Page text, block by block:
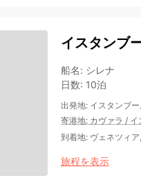
イスタンブ
船名: シレナ
日数: 10泊
出発地: イスタンブ
寄港地: カヴァラ / イ
到着地: ヴェネツィ
旅程を表示